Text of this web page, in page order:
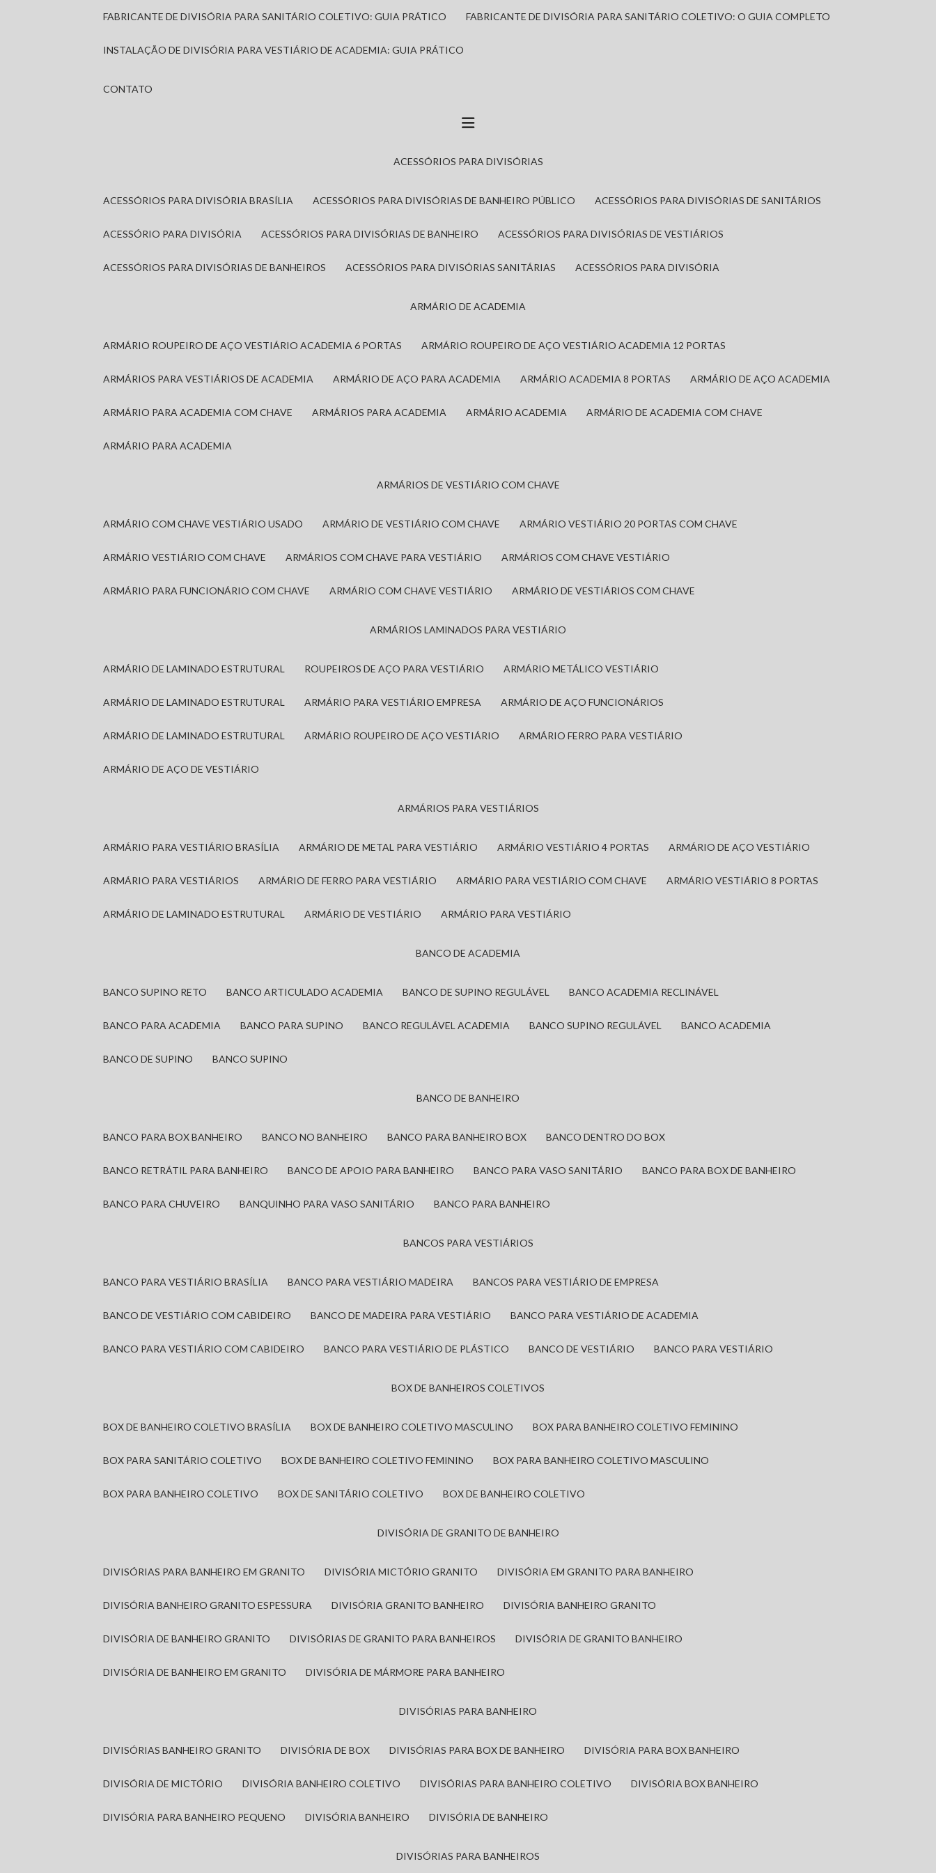
FABRICANTE DE DIVISÓRIA PARA SANITÁRIO COLETIVO: GUIA PRÁTICO FABRICANTE DE DIVISÓRIA PARA SANITÁRIO COLETIVO: O GUIA COMPLETO
INSTALAÇÃO DE DIVISÓRIA PARA VESTIÁRIO DE ACADEMIA: GUIA PRÁTICO
CONTATO
ACESSÓRIOS PARA DIVISÓRIAS
ACESSÓRIOS PARA DIVISÓRIA BRASÍLIA ACESSÓRIOS PARA DIVISÓRIAS DE BANHEIRO PÚBLICO ACESSÓRIOS PARA DIVISÓRIAS DE SANITÁRIOS
ACESSÓRIO PARA DIVISÓRIA ACESSÓRIOS PARA DIVISÓRIAS DE BANHEIRO ACESSÓRIOS PARA DIVISÓRIAS DE VESTIÁRIOS
ACESSÓRIOS PARA DIVISÓRIAS DE BANHEIROS ACESSÓRIOS PARA DIVISÓRIAS SANITÁRIAS ACESSÓRIOS PARA DIVISÓRIA
ARMÁRIO DE ACADEMIA
ARMÁRIO ROUPEIRO DE AÇO VESTIÁRIO ACADEMIA 6 PORTAS ARMÁRIO ROUPEIRO DE AÇO VESTIÁRIO ACADEMIA 12 PORTAS
ARMÁRIOS PARA VESTIÁRIOS DE ACADEMIA ARMÁRIO DE AÇO PARA ACADEMIA ARMÁRIO ACADEMIA 8 PORTAS ARMÁRIO DE AÇO ACADEMIA
ARMÁRIO PARA ACADEMIA COM CHAVE ARMÁRIOS PARA ACADEMIA ARMÁRIO ACADEMIA ARMÁRIO DE ACADEMIA COM CHAVE
ARMÁRIO PARA ACADEMIA
ARMÁRIOS DE VESTIÁRIO COM CHAVE
ARMÁRIO COM CHAVE VESTIÁRIO USADO ARMÁRIO DE VESTIÁRIO COM CHAVE ARMÁRIO VESTIÁRIO 20 PORTAS COM CHAVE
ARMÁRIO VESTIÁRIO COM CHAVE ARMÁRIOS COM CHAVE PARA VESTIÁRIO ARMÁRIOS COM CHAVE VESTIÁRIO
ARMÁRIO PARA FUNCIONÁRIO COM CHAVE ARMÁRIO COM CHAVE VESTIÁRIO ARMÁRIO DE VESTIÁRIOS COM CHAVE
ARMÁRIOS LAMINADOS PARA VESTIÁRIO
ARMÁRIO DE LAMINADO ESTRUTURAL ROUPEIROS DE AÇO PARA VESTIÁRIO ARMÁRIO METÁLICO VESTIÁRIO
ARMÁRIO DE LAMINADO ESTRUTURAL ARMÁRIO PARA VESTIÁRIO EMPRESA ARMÁRIO DE AÇO FUNCIONÁRIOS
ARMÁRIO DE LAMINADO ESTRUTURAL ARMÁRIO ROUPEIRO DE AÇO VESTIÁRIO ARMÁRIO FERRO PARA VESTIÁRIO
ARMÁRIO DE AÇO DE VESTIÁRIO
ARMÁRIOS PARA VESTIÁRIOS
ARMÁRIO PARA VESTIÁRIO BRASÍLIA ARMÁRIO DE METAL PARA VESTIÁRIO ARMÁRIO VESTIÁRIO 4 PORTAS ARMÁRIO DE AÇO VESTIÁRIO
ARMÁRIO PARA VESTIÁRIOS ARMÁRIO DE FERRO PARA VESTIÁRIO ARMÁRIO PARA VESTIÁRIO COM CHAVE ARMÁRIO VESTIÁRIO 8 PORTAS
ARMÁRIO DE LAMINADO ESTRUTURAL ARMÁRIO DE VESTIÁRIO ARMÁRIO PARA VESTIÁRIO
BANCO DE ACADEMIA
BANCO SUPINO RETO BANCO ARTICULADO ACADEMIA BANCO DE SUPINO REGULÁVEL BANCO ACADEMIA RECLINÁVEL
BANCO PARA ACADEMIA BANCO PARA SUPINO BANCO REGULÁVEL ACADEMIA BANCO SUPINO REGULÁVEL BANCO ACADEMIA
BANCO DE SUPINO BANCO SUPINO
BANCO DE BANHEIRO
BANCO PARA BOX BANHEIRO BANCO NO BANHEIRO BANCO PARA BANHEIRO BOX BANCO DENTRO DO BOX
BANCO RETRÁTIL PARA BANHEIRO BANCO DE APOIO PARA BANHEIRO BANCO PARA VASO SANITÁRIO BANCO PARA BOX DE BANHEIRO
BANCO PARA CHUVEIRO BANQUINHO PARA VASO SANITÁRIO BANCO PARA BANHEIRO
BANCOS PARA VESTIÁRIOS
BANCO PARA VESTIÁRIO BRASÍLIA BANCO PARA VESTIÁRIO MADEIRA BANCOS PARA VESTIÁRIO DE EMPRESA
BANCO DE VESTIÁRIO COM CABIDEIRO BANCO DE MADEIRA PARA VESTIÁRIO BANCO PARA VESTIÁRIO DE ACADEMIA
BANCO PARA VESTIÁRIO COM CABIDEIRO BANCO PARA VESTIÁRIO DE PLÁSTICO BANCO DE VESTIÁRIO BANCO PARA VESTIÁRIO
BOX DE BANHEIROS COLETIVOS
BOX DE BANHEIRO COLETIVO BRASÍLIA BOX DE BANHEIRO COLETIVO MASCULINO BOX PARA BANHEIRO COLETIVO FEMININO
BOX PARA SANITÁRIO COLETIVO BOX DE BANHEIRO COLETIVO FEMININO BOX PARA BANHEIRO COLETIVO MASCULINO
BOX PARA BANHEIRO COLETIVO BOX DE SANITÁRIO COLETIVO BOX DE BANHEIRO COLETIVO
DIVISÓRIA DE GRANITO DE BANHEIRO
DIVISÓRIAS PARA BANHEIRO EM GRANITO DIVISÓRIA MICTÓRIO GRANITO DIVISÓRIA EM GRANITO PARA BANHEIRO
DIVISÓRIA BANHEIRO GRANITO ESPESSURA DIVISÓRIA GRANITO BANHEIRO DIVISÓRIA BANHEIRO GRANITO
DIVISÓRIA DE BANHEIRO GRANITO DIVISÓRIAS DE GRANITO PARA BANHEIROS DIVISÓRIA DE GRANITO BANHEIRO
DIVISÓRIA DE BANHEIRO EM GRANITO DIVISÓRIA DE MÁRMORE PARA BANHEIRO
DIVISÓRIAS PARA BANHEIRO
DIVISÓRIAS BANHEIRO GRANITO DIVISÓRIA DE BOX DIVISÓRIAS PARA BOX DE BANHEIRO DIVISÓRIA PARA BOX BANHEIRO
DIVISÓRIA DE MICTÓRIO DIVISÓRIA BANHEIRO COLETIVO DIVISÓRIAS PARA BANHEIRO COLETIVO DIVISÓRIA BOX BANHEIRO
DIVISÓRIA PARA BANHEIRO PEQUENO DIVISÓRIA BANHEIRO DIVISÓRIA DE BANHEIRO
DIVISÓRIAS PARA BANHEIROS